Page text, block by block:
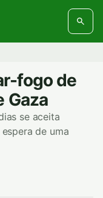
fogo de
Gaza
se aceita
de uma